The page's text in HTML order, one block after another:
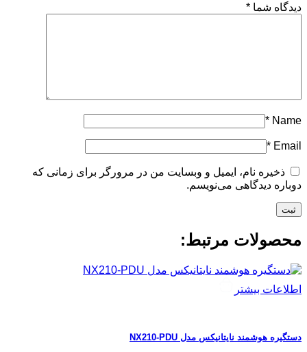
دیدگاه شما *
Name
*
Email
*
ذخیره نام، ایمیل و وبسایت من در مرورگر برای زمانی که
دوباره دیدگاهی می‌نویسم.
محصولات مرتبط:
اطلاعات بیشتر
دستگیره هوشمند نایتانیکس مدل NX210-PDU